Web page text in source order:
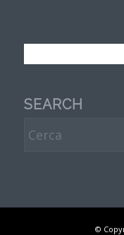
SEARCH
©